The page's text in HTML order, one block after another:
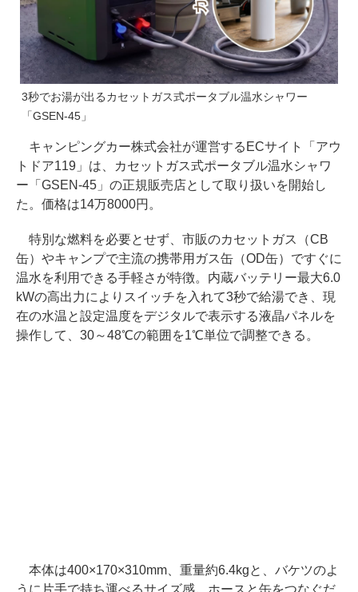
3秒でお湯が出るカセットガス式ポータブル温水シャワー
「GSEN-45」
キャンピングカー株式会社が運営するECサイト「アウ
トドア119」は、カセットガス式ポータブル温水シャワ
ー「GSEN-45」の正規販売店として取り扱いを開始し
た。価格は14万8000円。
特別な燃料を必要とせず、市販のカセットガス（CB
缶）やキャンプで主流の携帯用ガス缶（OD缶）ですぐに
温水を利用できる手軽さが特徴。内蔵バッテリー最大6.0
kWの高出力によりスイッチを入れて3秒で給湯でき、現
在の水温と設定温度をデジタルで表示する液晶パネルを
操作して、30～48℃の範囲を1℃単位で調整できる。
本体は400×170×310mm、重量約6.4kgと、バケツのよ
うに片手で持ち運べるサイズ感。ホースと缶をつなぐだ